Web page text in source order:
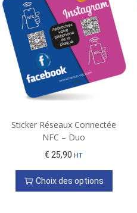
Sticker Réseaux Connectée
NFC – Duo
€ 25,90 HT
Choix des options